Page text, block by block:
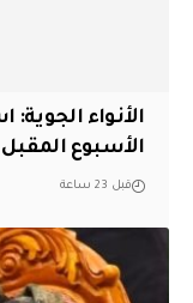
الأنواء الجوية:
الأسبوع المقبل
قبل 23 ساعة